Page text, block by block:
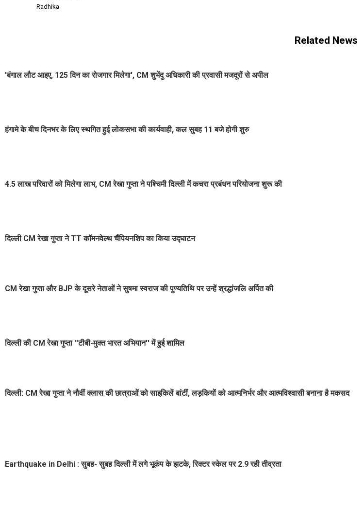
Radhika
Related News
'बंगाल लौट आइए, 125 दिन का रोजगार मिलेगा', CM शुभेंदु अधिकारी की प्रवासी मजदूरों से अपील
हंगामे के बीच दिनभर के लिए स्थगित हुई लोकसभा की कार्यवाही, कल सुबह 11 बजे होगी शुरु
4.5 लाख परिवारों को मिलेगा लाभ, CM रेखा गुप्ता ने पश्चिमी दिल्ली में कचरा प्रबंधन परियोजना शुरू की
दिल्ली CM रेखा गुप्ता ने TT कॉमनवेल्थ चैंपियनशिप का किया उद्घाटन
CM रेखा गुप्ता और BJP के दूसरे नेताओं ने सुषमा स्वराज की पुण्यतिथि पर उन्हें श्रद्धांजलि अर्पित की
दिल्ली की CM रेखा गुप्ता ''टीबी-मुक्त भारत अभियान'' में हुई शामिल
दिल्ली: CM रेखा गुप्ता ने नौवीं क्लास की छात्राओं को साइकिलें बांटीं, लड़कियों को आत्मनिर्भर और आत्मविश्वासी बनाना है मकसद
Earthquake in Delhi : सुबह- सुबह दिल्ली में लगे भूकंप के झटके, रिक्टर स्केल पर 2.9 रही तीव्रता